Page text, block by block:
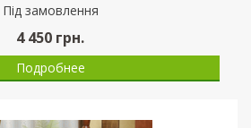
Пiд замовлення
4 450 грн.
Подробнее